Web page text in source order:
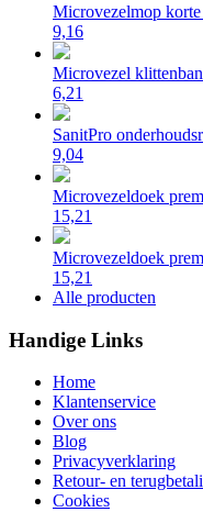
Microvezelmop
9,16
Microvezel
6,21
SanitPro
9,04
Microvezeldoek
15,21
Microvezeldoek
15,21
Alle producten
Handige Links
Home
Klantenservice
Over ons
Blog
Privacyverklaring
Retour- en
Cookies